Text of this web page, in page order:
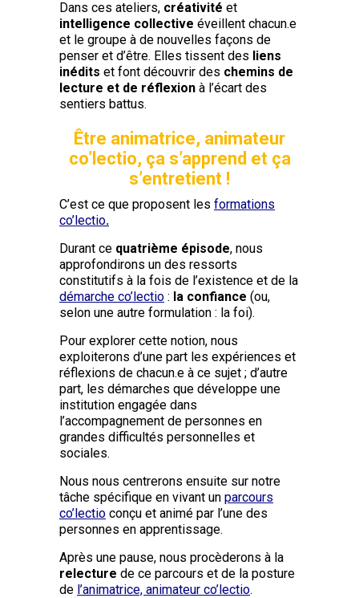
Dans ces ateliers, créativité et
intelligence collective éveillent chacun.e
et le groupe à de nouvelles façons de
penser et d’être. Elles tissent des liens
inédits et font découvrir des chemins de
lecture et de réflexion à l’écart des
sentiers battus.
Être animatrice, animateur
co’lectio, ça s’apprend et ça
s’entretient !
C’est ce que proposent les formations
co’lectio.
Durant ce quatrième épisode, nous
approfondirons un des ressorts
constitutifs à la fois de l’existence et de la
démarche co’lectio : la confiance (ou,
selon une autre formulation : la foi).
Pour explorer cette notion, nous
exploiterons d’une part les expériences et
réflexions de chacun.e à ce sujet ; d’autre
part, les démarches que développe une
institution engagée dans
l’accompagnement de personnes en
grandes difficultés personnelles et
sociales.
Nous nous centrerons ensuite sur notre
tâche spécifique en vivant un parcours
co’lectio conçu et animé par l’une des
personnes en apprentissage.
Après une pause, nous procèderons à la
relecture de ce parcours et de la posture
de l’animatrice, animateur co’lectio.